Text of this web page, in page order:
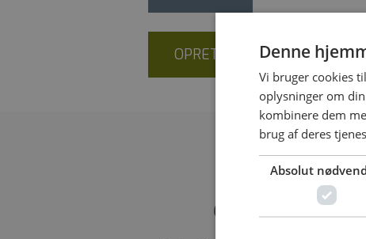
OPRET NY BRUGER
Denne
Vi bruger cookies
oplysninger om
kombinere dem
brug af deres
Absolut